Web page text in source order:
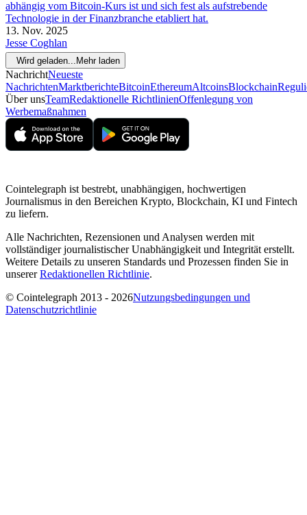
abhängig vom Bitcoin-Kurs ist und sich fest als aufstrebende
Technologie in der Finanzbranche etabliert hat.
13. Nov. 2025
Jesse Coghlan
Wird geladen... Mehr laden
NachrichtNeueste
NachrichtenMarktberichteBitcoinEthereumAltcoinsBlockchain
Über unsTeamRedaktionelle RichtlinienOffenlegung von
Werbemaßnahmen
Cointelegraph ist bestrebt, unabhängigen, hochwertigen
Journalismus in den Bereichen Krypto, Blockchain, KI und Fintech
zu liefern.
Alle Nachrichten, Rezensionen und Analysen werden mit
vollständiger journalistischer Unabhängigkeit und Integrität erstellt.
Weitere Details zu unseren Standards und Prozessen finden Sie in
unsererRedaktionellen Richtlinie.
© Cointelegraph 2013 - 2026Nutzungsbedingungen und
Datenschutzrichtlinie